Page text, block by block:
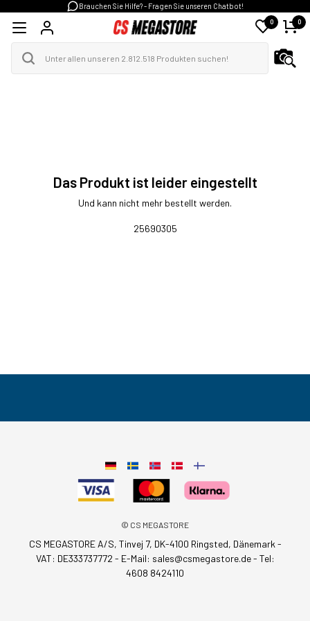
Brauchen Sie Hilfe? - Fragen Sie unseren Chatbot!
0 0
Das Produkt ist leider eingestellt
Und kann nicht mehr bestellt werden.
25690305
© CS MEGASTORE
CS MEGASTORE A/S, Tinvej 7, DK-4100 Ringsted, Dänemark -
VAT: DE333737772 - E-Mail: sales@csmegastore.de- Tel:
4608 8424110